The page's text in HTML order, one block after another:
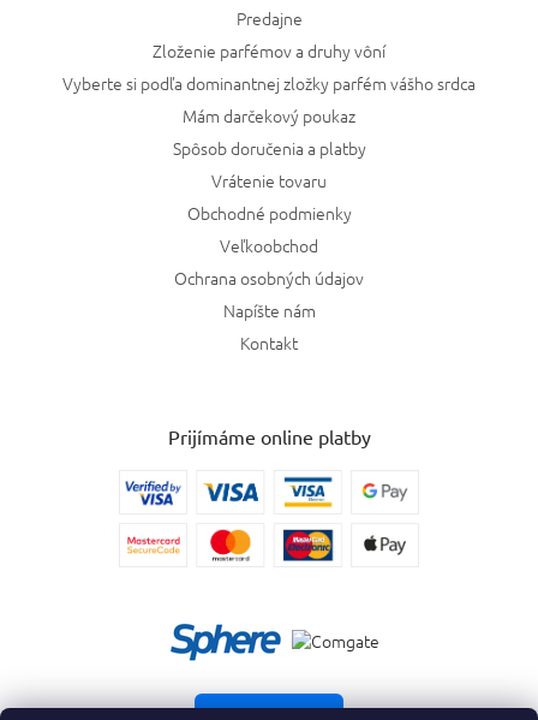
Predajne
Zloženie parfémov a druhy vôní
Vyberte si podľa dominantnej zložky parfém vášho srdca
Mám darčekový poukaz
Spôsob doručenia a platby
Vrátenie tovaru
Obchodné podmienky
Veľkoobchod
Ochrana osobných údajov
Napíšte nám
Kontakt
Prijímáme online platby